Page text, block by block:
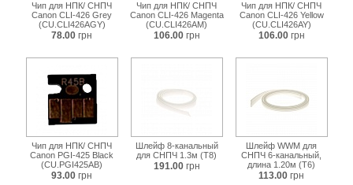
Чип для НПК/ СНПЧ
Canon CLI-426 Grey
(CU.CLI426AGY)
78.00 грн
Чип для НПК/ СНПЧ
Canon CLI-426 Magenta
(CU.CLI426AM)
106.00 грн
Чип для НПК/ СНПЧ
Canon CLI-426 Yellow
(CU.CLI426AY)
106.00 грн
Чип для НПК/ СНПЧ
Canon PGI-425 Black
(CU.PGI425AB)
93.00 грн
Шлейф 8-канальный
для СНПЧ 1.3м (T8)
191.00 грн
Шлейф WWM для
СНПЧ 6-канальный,
длина 1.20м (T6)
113.00 грн